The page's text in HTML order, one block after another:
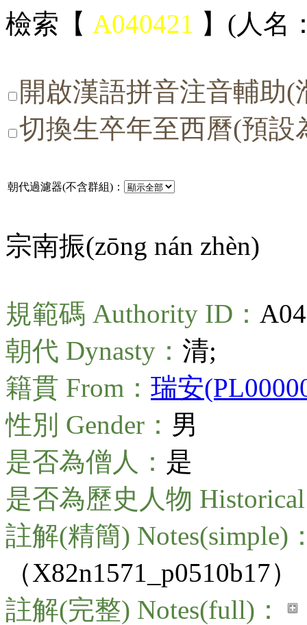
檢索【 A040421 】(人名
開啟漢語拼音注音輔助
切換生卒年至西曆(預設
朝代過濾器(不含群組)：
宗南振(zōng nán zhèn)
規範碼 Authority ID：
朝代 Dynasty： 清;
籍貫 From： 瑞安
性別 Gender： 男
是否為僧人： 是
是否為歷史人物 Historical
註解(精簡) Notes(simple)
（X82n1571_p0510b17）
註解(完整) Notes(full)：